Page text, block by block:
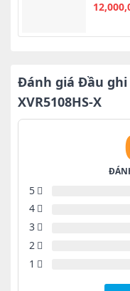
Giá
Giá
Đánh giá Đầu
XVR5108HS-X
5
4
3
2
1